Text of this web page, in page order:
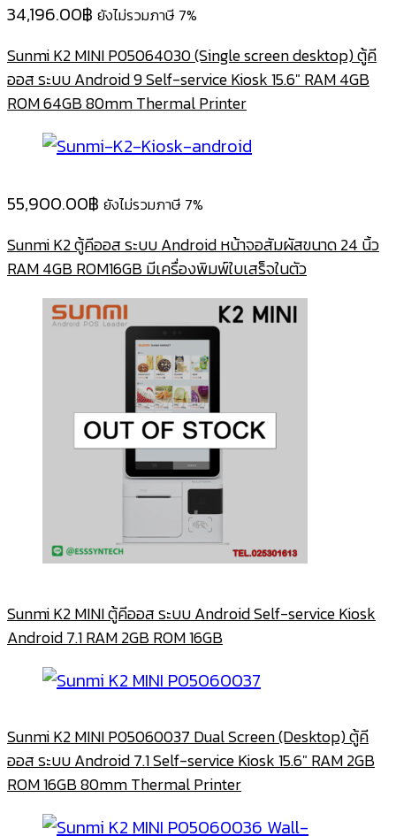
34,196.00฿ ยังไม่รวมภาษี 7%
Sunmi K2 MINI P05064030 (Single screen desktop) ตู้คี
ออส ระบบ Android 9 Self-service Kiosk 15.6″ RAM 4GB
ROM 64GB 80mm Thermal Printer
55,900.00฿ ยังไม่รวมภาษี 7%
Sunmi K2 ตู้คีออส ระบบ Android หน้าจอสัมผัสขนาด 24 นิ้ว
RAM 4GB ROM16GB มีเครื่องพิมพ์ใบเสร็จในตัว
Sunmi K2 MINI ตู้คีออส ระบบ Android Self-service Kiosk
Android 7.1 RAM 2GB ROM 16GB
Sunmi K2 MINI P05060037 Dual Screen (Desktop) ตู้คี
ออส ระบบ Android 7.1 Self-service Kiosk 15.6″ RAM 2GB
ROM 16GB 80mm Thermal Printer